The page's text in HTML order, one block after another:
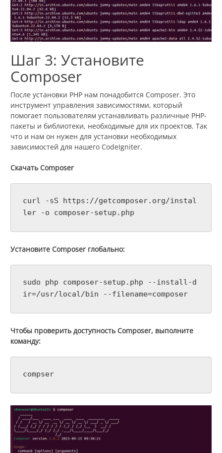
Шаг 3: Установите
Composer
После установки PHP нам понадобится Composer. Это
инструмент управления зависимостями, который
помогает пользователям устанавливать различные PHP-
пакеты и библиотеки, необходимые для их проектов. Так
что и нам он нужен для установки необходимых
зависимостей для нашего CodeIgniter.
Скачать Composer
curl -sS https://getcomposer.org/instal
ler -o composer-setup.php
Установите Composer глобально:
sudo php composer-setup.php --install-d
ir=/usr/local/bin --filename=composer
Чтобы проверить доступность Composer, выполните
команду:
compser